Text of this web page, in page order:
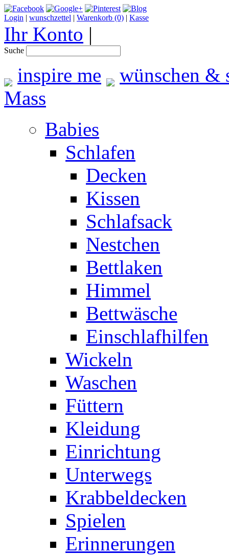
Login | wunschzettel | Warenkorb (0) | Kasse
Ihr Konto |
Suche
inspire me
wünschen &
Mass
Babies
Schlafen
Decken
Kissen
Schlafsack
Nestchen
Bettlaken
Himmel
Bettwäsche
Einschlafhilfen
Wickeln
Waschen
Füttern
Kleidung
Einrichtung
Unterwegs
Krabbeldecken
Spielen
Erinnerungen